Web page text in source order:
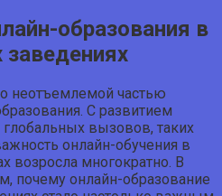
образования в
неотъемлемой частью
С развитием
вызовов, таких
онлайн-обучения в
возросла многократно. В
почему онлайн-образование